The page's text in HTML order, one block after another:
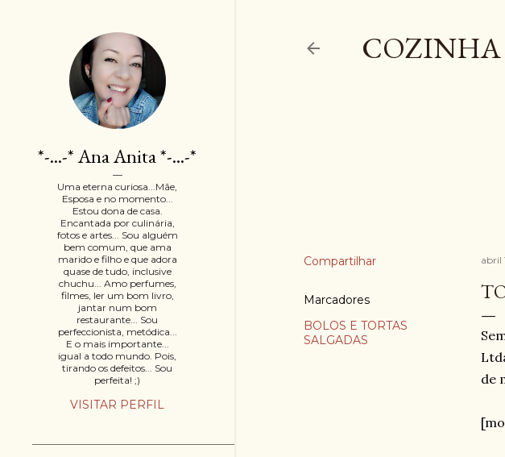
Compartilhar
Marcadores
BOLOS E TORTAS
SALGADAS
abril
de
*-...-* Ana Anita *-...-*
Uma eterna curiosa...Mãe,
Esposa e no momento...
Estou dona de casa.
Encantada por culinária,
fotos e artes... Sou alguém
bem comum, que ama
marido e filho e que adora
quase de tudo, inclusive
chuchu... Amo perfumes,
filmes, ler um bom livro,
jantar num bom
restaurante... Sou
perfeccionista, metódica...
E o mais importante...
igual a todo mundo. Pois,
tirando os defeitos... Sou
perfeita! ;)
VISITAR PERFIL